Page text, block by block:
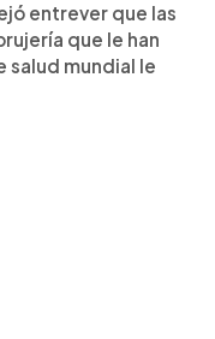
entrever que las
que le han
salud mundial le